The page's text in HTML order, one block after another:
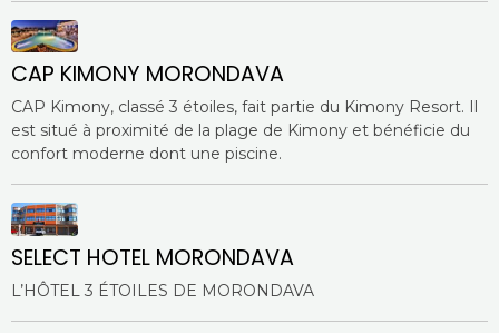
CAP KIMONY MORONDAVA
CAP Kimony, classé 3 étoiles, fait partie du Kimony Resort. Il
est situé à proximité de la plage de Kimony et bénéficie du
confort moderne dont une piscine.
SELECT HOTEL MORONDAVA
L’HÔTEL 3 ÉTOILES DE MORONDAVA